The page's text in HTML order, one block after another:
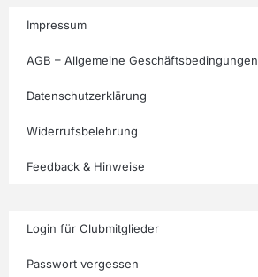
Impressum
AGB – Allgemeine Geschäftsbedingungen
Datenschutzerklärung
Widerrufsbelehrung
Feedback & Hinweise
Login für Clubmitglieder
Passwort vergessen